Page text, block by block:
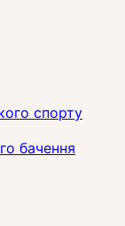
спорту
бачення